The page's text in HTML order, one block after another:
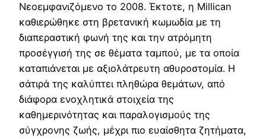
Νεοεμφανιζόμενο το 2008. Έκτοτε, η Millican
καθιερώθηκε στη βρετανική κωμωδία με τη
διαπεραστική φωνή της και την ατρόμητη
προσέγγισή της σε θέματα ταμπού, με τα οποία
καταπιάνεται με αξιολάτρευτη αθυροστομία. Η
σάτιρά της καλύπτει πληθώρα θεμάτων, από
διάφορα ενοχλητικά στοιχεία της
καθημερινότητας και παραλογισμούς της
σύγχρονης ζωής, μέχρι πιο ευαίσθητα ζητήματα,